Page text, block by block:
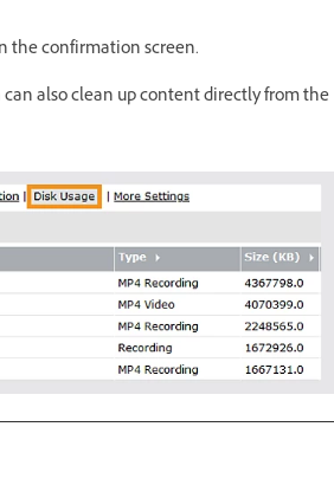
the confirmation screen.
can also clean up content directly from the